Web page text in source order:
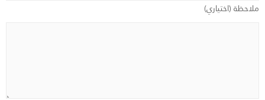
ملاحظة (اختياري)